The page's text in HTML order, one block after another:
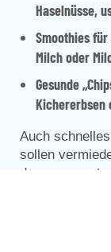
Haselnüsse,
Smoothies
Milch oder
Gesunde
Kichererbsen
Auch
sollen
dass er